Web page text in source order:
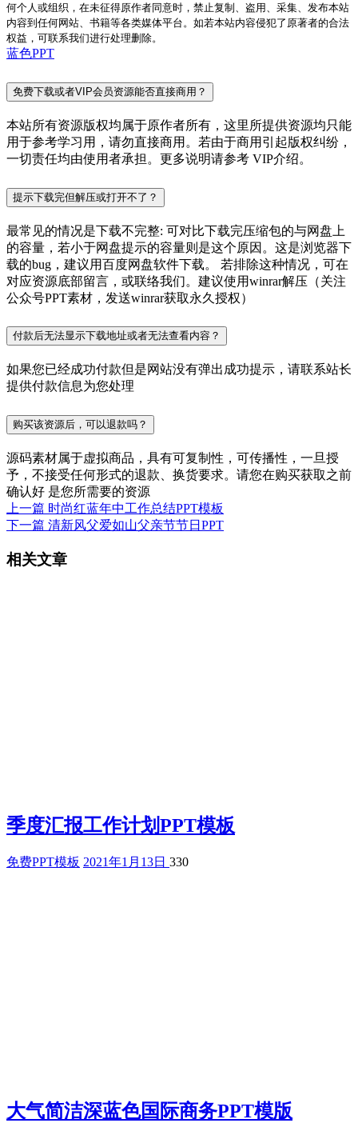
何个人或组织，在未征得原作者同意时，禁止复制、盗用、采集、发布本站
内容到任何网站、书籍等各类媒体平台。如若本站内容侵犯了原著者的合法
权益，可联系我们进行处理删除。
蓝色PPT
免费下载或者VIP会员资源能否直接商用？
本站所有资源版权均属于原作者所有，这里所提供资源均只能
用于参考学习用，请勿直接商用。若由于商用引起版权纠纷，
一切责任均由使用者承担。更多说明请参考 VIP介绍。
提示下载完但解压或打开不了？
最常见的情况是下载不完整: 可对比下载完压缩包的与网盘上
的容量，若小于网盘提示的容量则是这个原因。这是浏览器下
载的bug，建议用百度网盘软件下载。 若排除这种情况，可在
对应资源底部留言，或联络我们。建议使用winrar解压（关注
公众号PPT素材，发送winrar获取永久授权）
付款后无法显示下载地址或者无法查看内容？
如果您已经成功付款但是网站没有弹出成功提示，请联系站长
提供付款信息为您处理
购买该资源后，可以退款吗？
源码素材属于虚拟商品，具有可复制性，可传播性，一旦授
予，不接受任何形式的退款、换货要求。请您在购买获取之前
确认好 是您所需要的资源
上一篇 时尚红蓝年中工作总结PPT模板
下一篇 清新风父爱如山父亲节节日PPT
相关文章
季度汇报工作计划PPT模板
免费PPT模板 2021年1月13日 330
大气简洁深蓝色国际商务PPT模版